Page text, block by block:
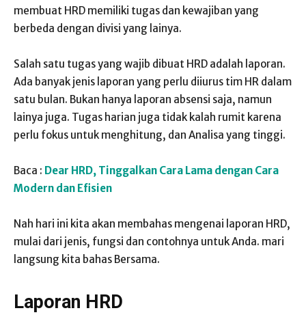
membuat HRD memiliki tugas dan kewajiban yang
berbeda dengan divisi yang lainya.
Salah satu tugas yang wajib dibuat HRD adalah laporan.
Ada banyak jenis laporan yang perlu diiurus tim HR dalam
satu bulan. Bukan hanya laporan absensi saja, namun
lainya juga. Tugas harian juga tidak kalah rumit karena
perlu fokus untuk menghitung, dan Analisa yang tinggi.
Baca : Dear HRD, Tinggalkan Cara Lama dengan Cara
Modern dan Efisien
Nah hari ini kita akan membahas mengenai laporan HRD,
mulai dari jenis, fungsi dan contohnya untuk Anda. mari
langsung kita bahas Bersama.
Laporan HRD